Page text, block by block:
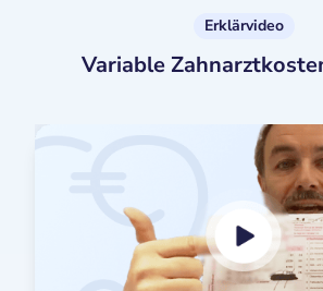
Erklärvideo
Variable